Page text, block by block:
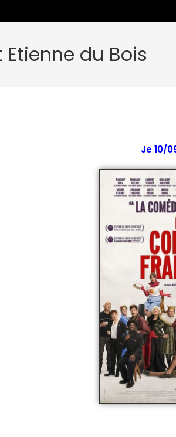
Etienne du Bois
Je 10/